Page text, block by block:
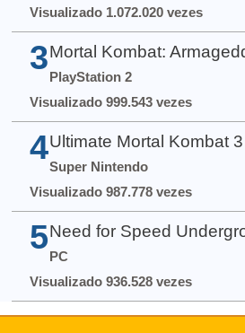
Visualizado 1.072.020 vezes
3 Mortal Kombat:
PlayStation 2
Visualizado 999.543 vezes
4 Ultimate Mortal Kombat 3
Super Nintendo
Visualizado 987.778 vezes
5 Need for Speed
PC
Visualizado 936.528 vezes